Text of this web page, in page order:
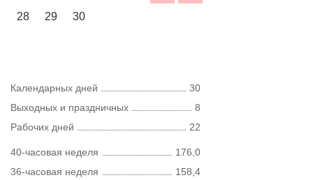
28
29 30
Календарных дней
30
Выходных и праздничных
8
Рабочих дней
22
40-часовая неделя
176,0
36-часовая неделя
158,4